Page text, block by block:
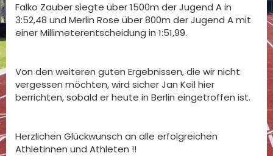
Falko Zauber siegte über 1500m der Jugend A in
3:52,48 und Merlin Rose über 800m der Jugend A mit
einer Millimeterentscheidung in 1:51,99.
Von den weiteren guten Ergebnissen, die wir nicht
vergessen möchten, wird sicher Jan Keil hier
berrichten, sobald er heute in Berlin eingetroffen ist.
Herzlichen Glückwunsch an alle erfolgreichen
Athletinnen und Athleten !!